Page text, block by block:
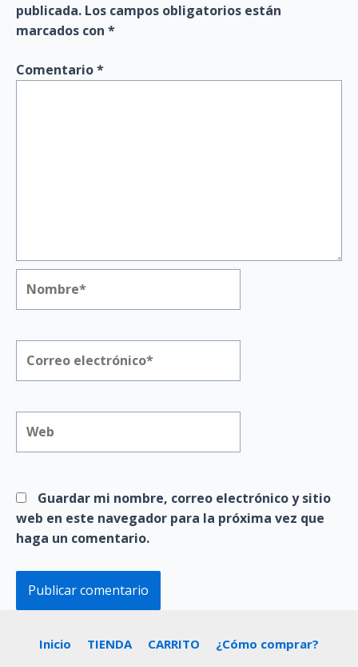
publicada. Los campos obligatorios están
marcados con *
Comentario*
electrónico*
Guardar mi nombre, correo electrónico y sitio
web en este navegador para la próxima vez que
haga un comentario.
Inicio TIENDA CARRITO ¿Cómo comprar?